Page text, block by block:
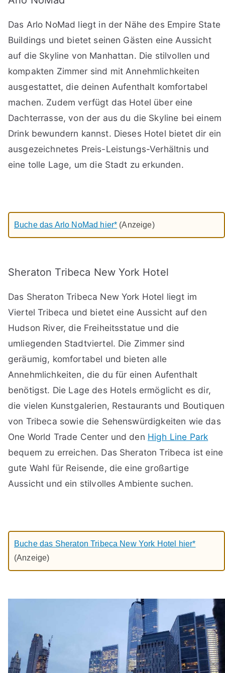
Das Arlo NoMad liegt in der Nähe des Empire State
Buildings und bietet seinen Gästen eine Aussicht
auf die Skyline von Manhattan. Die stilvollen und
kompakten Zimmer sind mit Annehmlichkeiten
ausgestattet, die deinen Aufenthalt komfortabel
machen. Zudem verfügt das Hotel über eine
Dachterrasse, von der aus du die Skyline bei einem
Drink bewundern kannst. Dieses Hotel bietet dir ein
ausgezeichnetes Preis-Leistungs-Verhältnis und
eine tolle Lage, um die Stadt zu erkunden.
Buche das Arlo NoMad hier* (Anzeige)
Sheraton Tribeca New York Hotel
Das Sheraton Tribeca New York Hotel liegt im
Viertel Tribeca und bietet eine Aussicht auf den
Hudson River, die Freiheitsstatue und die
umliegenden Stadtviertel. Die Zimmer sind
geräumig, komfortabel und bieten alle
Annehmlichkeiten, die du für einen Aufenthalt
benötigst. Die Lage des Hotels ermöglicht es dir,
die vielen Kunstgalerien, Restaurants und Boutiquen
von Tribeca sowie die Sehenswürdigkeiten wie das
One World Trade Center und den High Line Park
bequem zu erreichen. Das Sheraton Tribeca ist eine
gute Wahl für Reisende, die eine großartige
Aussicht und ein stilvolles Ambiente suchen.
Buche das Sheraton Tribeca New York Hotel hier*
(Anzeige)